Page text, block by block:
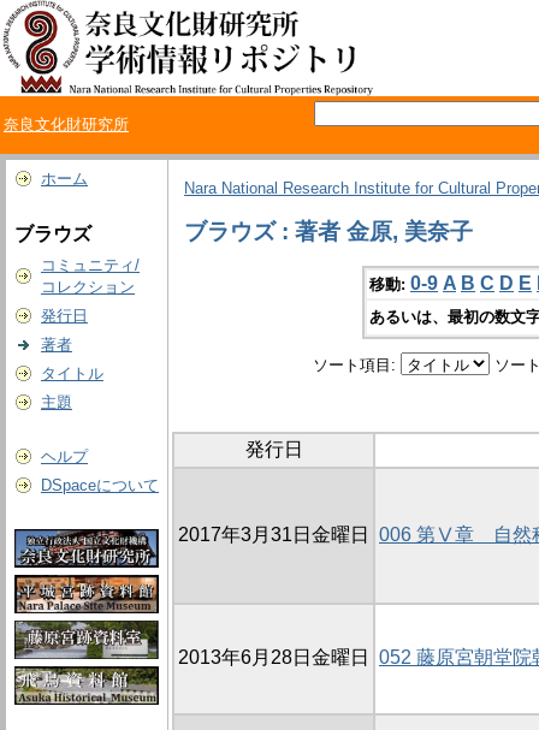
奈良文化財研究所
ホーム
ブラウズ
コミュニティ/
コレクション
発行日
著者
タイトル
主題
ヘルプ
DSpaceについて
Nara National Research Institute for Cultural
ブラウズ : 著者 金原, 美奈子
移動: 0-9 A B C D E
あるいは、最初の数文
ソート項目: ソー
発行日
2017年3月31日金曜日 006 第Ⅴ章 自然
2013年6月28日金曜日 052 藤原宮朝堂院